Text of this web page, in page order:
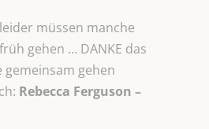
müssen manche
gehen … DANKE das
gemeinsam gehen
Rebecca Ferguson –